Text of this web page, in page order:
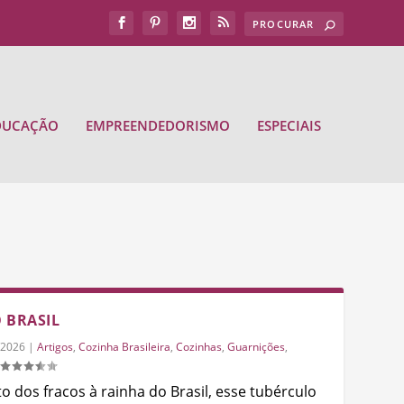
EMPREENDEDORISMO ESPECIAIS
| Artigos, Cozinha Brasileira, Cozinhas, Guarnições,
dos fracos à rainha do Brasil, esse tubérculo